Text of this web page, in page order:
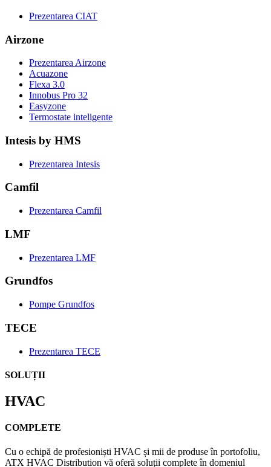
Prezentarea CIAT
Airzone
Prezentarea Airzone
Acuazone
Flexa 3.0
Innobus Pro 32
Easyzone
Termostate inteligente
Intesis by HMS
Prezentarea Intesis
Camfil
Prezentarea Camfil
LMF
Prezentarea LMF
Grundfos
Pompe Grundfos
TECE
Prezentarea TECE
SOLUȚII
HVAC
COMPLETE
Cu o echipă de profesioniști HVAC și mii de produse în portofoliu,
ATX HVAC Distribution vă oferă soluții complete în domeniul